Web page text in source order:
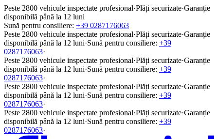
Peste 2800 vehicule inspectate profesional·Plăți securizate·Garanție
disponibilă până la 12 luni
Sună pentru consiliere: +39 0287176063
Peste 2800 vehicule inspectate profesional·Plăți securizate·Garanție
disponibilă până la 12 luni·Sună pentru consiliere: +39
0287176063·
Peste 2800 vehicule inspectate profesional·Plăți securizate·Garanție
disponibilă până la 12 luni·Sună pentru consiliere: +39
0287176063·
Peste 2800 vehicule inspectate profesional·Plăți securizate·Garanție
disponibilă până la 12 luni·Sună pentru consiliere: +39
0287176063·
Peste 2800 vehicule inspectate profesional·Plăți securizate·Garanție
disponibilă până la 12 luni·Sună pentru consiliere: +39
0287176063·